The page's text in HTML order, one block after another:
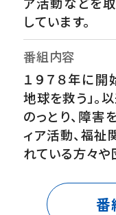
しています。
番組内容
１９７８年に
地球を救う」。
のっとり、障害
ィア活動、福祉
れている方々や
番